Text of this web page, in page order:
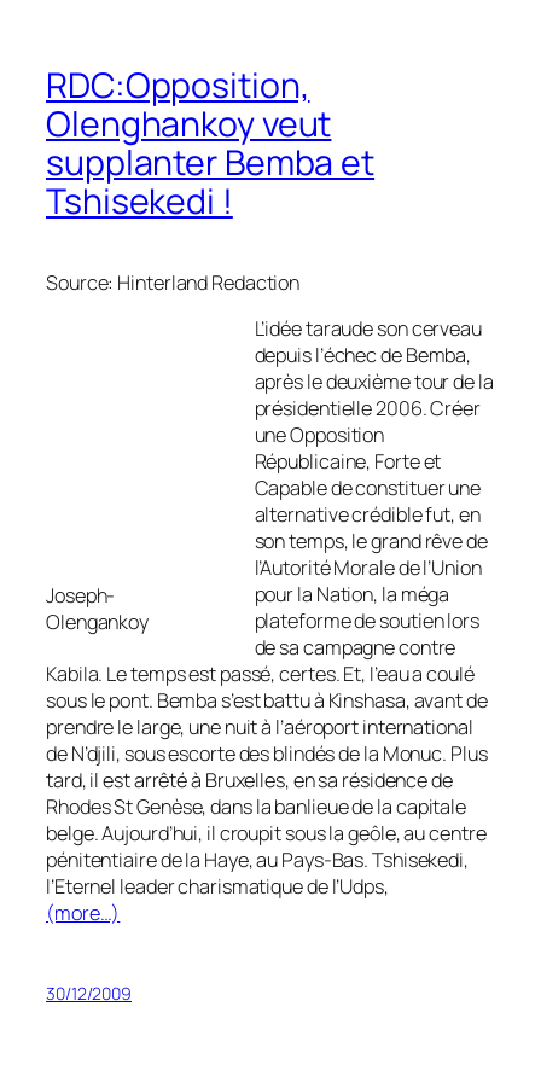
RDC:Opposition,
Olenghankoy veut
supplanter Bemba et
Tshisekedi !
Source: Hinterland Redaction
Joseph-
Olengankoy
L’idée taraude son cerveau
depuis l’échec de Bemba,
après le deuxième tour de la
présidentielle 2006. Créer
une Opposition
Républicaine, Forte et
Capable de constituer une
alternative crédible fut, en
son temps, le grand rêve de
l’Autorité Morale de l’Union
pour la Nation, la méga
plateforme de soutien lors
de sa campagne contre
Kabila. Le temps est passé, certes. Et, l’eau a coulé
sous le pont. Bemba s’est battu à Kinshasa, avant de
prendre le large, une nuit à l’aéroport international
de N’djili, sous escorte des blindés de la Monuc. Plus
tard, il est arrêté à Bruxelles, en sa résidence de
Rhodes St Genèse, dans la banlieue de la capitale
belge. Aujourd’hui, il croupit sous la geôle, au centre
pénitentiaire de la Haye, au Pays-Bas. Tshisekedi,
l’Eternel leader charismatique de l’Udps,
(more…)
30/12/2009